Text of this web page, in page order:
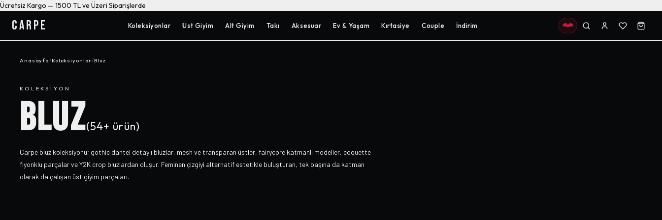
Ücretsiz Kargo — 1500 TL ve Üzeri Siparişlerde
CARPE Koleksiyonlar Üst Giyim Alt Giyim Takı Aksesuar Ev & Yaşam Kırtasiye Couple İndirim
Anasayfa/Koleksiyonlar/Bluz
KOLEKSIYON
BLUZ(54+ ürün)
Carpe bluz koleksiyonu; gothic dantel detaylı bluzlar, mesh ve transparan üstler, fairycore katmanlı modeller, coquette
fiyonklu parçalar ve Y2K crop bluzlardan oluşur. Feminen çizgiyi alternatif estetikle buluşturan, tek başına da katman
olarak da çalışan üst giyim parçaları.